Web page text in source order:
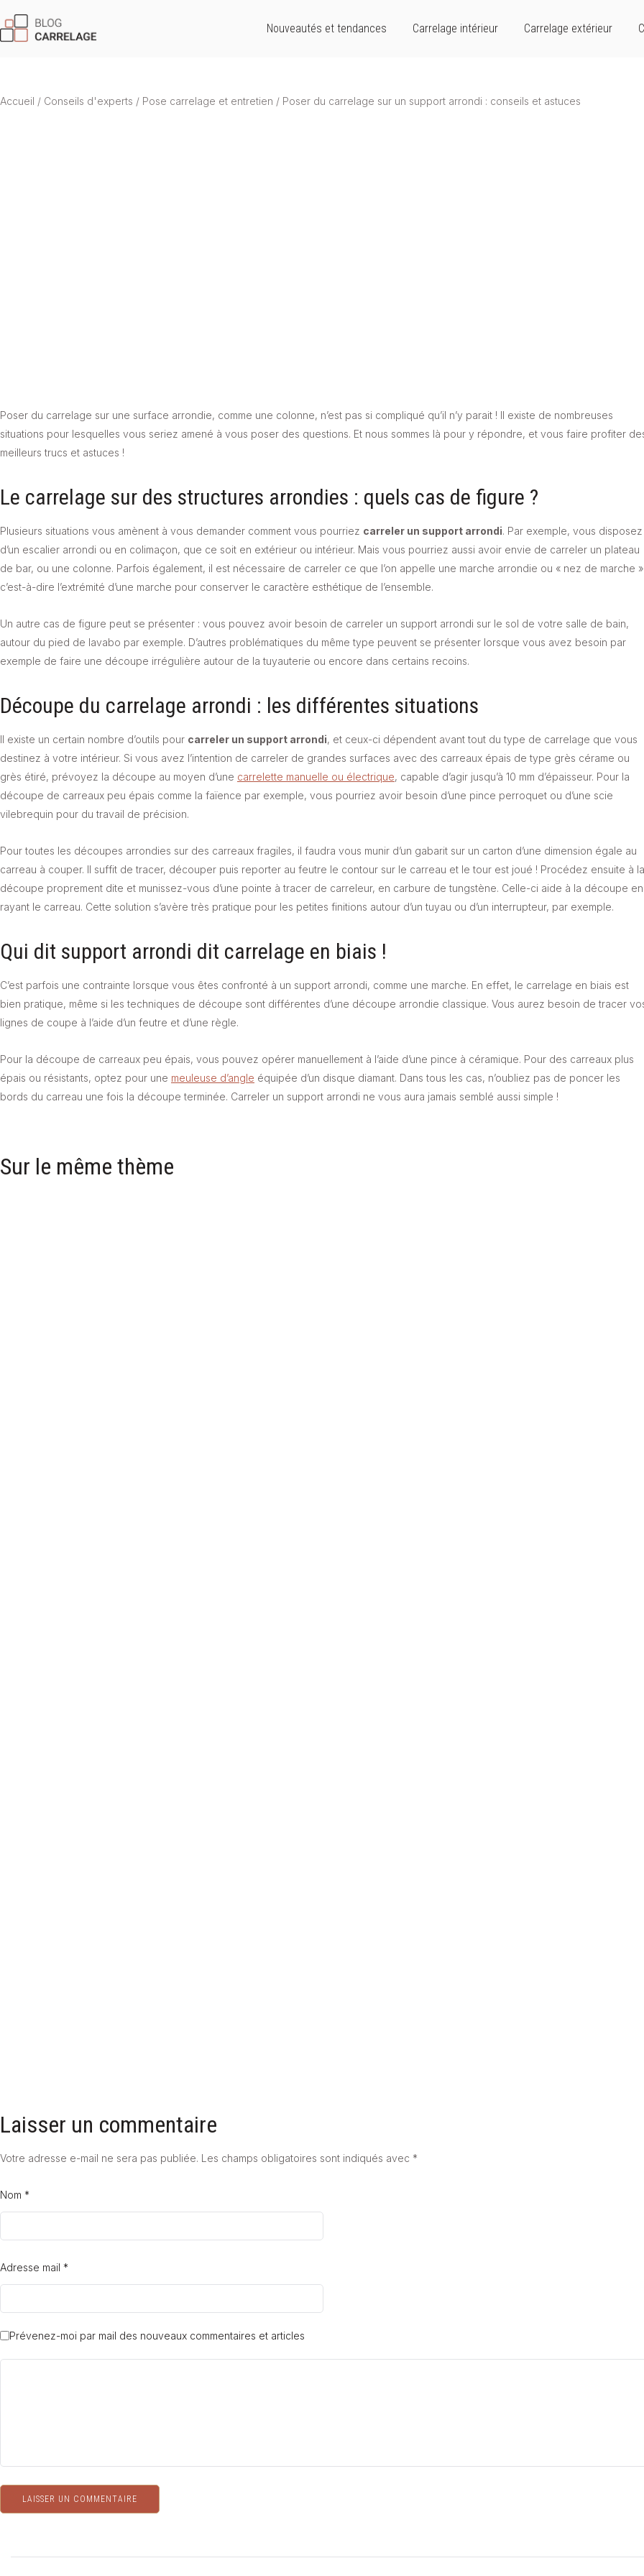
Nouveautés et tendances Carrelage intérieur Carrelage extérieur
Accueil / Conseils d'experts / Pose carrelage et entretien / Poser du carrelage sur un support arrondi : conseils et astuces
Poser du carrelage sur une surface arrondie, comme une colonne, n’est pas si compliqué qu’il n’y parait ! Il existe de nombreuses
situations pour lesquelles vous seriez amené à vous poser des questions. Et nous sommes là pour y répondre, et vous faire profiter
meilleurs trucs et astuces !
Le carrelage sur des structures arrondies : quels cas de figure ?
Plusieurs situations vous amènent à vous demander comment vous pourriez carreler un support arrondi. Par exemple, vous disposez
d’un escalier arrondi ou en colimaçon, que ce soit en extérieur ou intérieur. Mais vous pourriez aussi avoir envie de carreler un plateau
de bar, ou une colonne. Parfois également, il est nécessaire de carreler ce que l’on appelle une marche arrondie ou « nez de marche
c’est-à-dire l’extrémité d’une marche pour conserver le caractère esthétique de l’ensemble.
Un autre cas de figure peut se présenter : vous pouvez avoir besoin de carreler un support arrondi sur le sol de votre salle de bain,
autour du pied de lavabo par exemple. D’autres problématiques du même type peuvent se présenter lorsque vous avez besoin par
exemple de faire une découpe irrégulière autour de la tuyauterie ou encore dans certains recoins.
Découpe du carrelage arrondi : les différentes situations
Il existe un certain nombre d’outils pour carreler un support arrondi, et ceux-ci dépendent avant tout du type de carrelage que vous
destinez à votre intérieur. Si vous avez l’intention de carreler de grandes surfaces avec des carreaux épais de type grès cérame ou
grès étiré, prévoyez la découpe au moyen d’une carrelette manuelle ou électrique, capable d’agir jusqu’à 10 mm d’épaisseur. Pour la
découpe de carreaux peu épais comme la faïence par exemple, vous pourriez avoir besoin d’une pince perroquet ou d’une scie
vilebrequin pour du travail de précision.
Pour toutes les découpes arrondies sur des carreaux fragiles, il faudra vous munir d’un gabarit sur un carton d’une dimension égale au
carreau à couper. Il suffit de tracer, découper puis reporter au feutre le contour sur le carreau et le tour est joué ! Procédez ensuite à la
découpe proprement dite et munissez-vous d’une pointe à tracer de carreleur, en carbure de tungstène. Celle-ci aide à la découpe en
rayant le carreau. Cette solution s’avère très pratique pour les petites finitions autour d’un tuyau ou d’un interrupteur, par exemple.
Qui dit support arrondi dit carrelage en biais !
C’est parfois une contrainte lorsque vous êtes confronté à un support arrondi, comme une marche. En effet, le carrelage en biais est
bien pratique, même si les techniques de découpe sont différentes d’une découpe arrondie classique. Vous aurez besoin de tracer
lignes de coupe à l’aide d’un feutre et d’une règle.
Pour la découpe de carreaux peu épais, vous pouvez opérer manuellement à l’aide d’une pince à céramique. Pour des carreaux plus
épais ou résistants, optez pour une meuleuse d’angle équipée d’un disque diamant. Dans tous les cas, n’oubliez pas de poncer les
bords du carreau une fois la découpe terminée. Carreler un support arrondi ne vous aura jamais semblé aussi simple !
Sur le même thème
Laisser un commentaire
Votre adresse e-mail ne sera pas publiée. Les champs obligatoires sont indiqués avec *
Nom *
Adresse mail *
Prévenez-moi par mail des nouveaux commentaires et articles